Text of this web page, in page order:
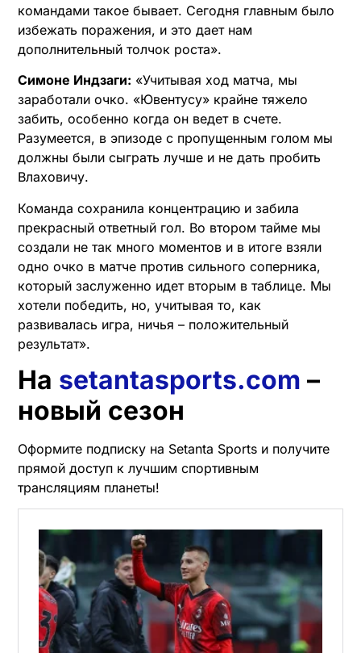
командами такое бывает. Сегодня главным было
избежать поражения, и это дает нам
дополнительный толчок роста».
Симоне Индзаги: «Учитывая ход матча, мы
заработали очко. «Ювентусу» крайне тяжело
забить, особенно когда он ведет в счете.
Разумеется, в эпизоде с пропущенным голом мы
должны были сыграть лучше и не дать пробить
Влаховичу.
Команда сохранила концентрацию и забила
прекрасный ответный гол. Во втором тайме мы
создали не так много моментов и в итоге взяли
одно очко в матче против сильного соперника,
который заслуженно идет вторым в таблице. Мы
хотели победить, но, учитывая то, как
развивалась игра, ничья – положительный
результат».
На setantasports.com –
новый сезон
Оформите подписку на Setanta Sports и получите
прямой доступ к лучшим спортивным
трансляциям планеты!